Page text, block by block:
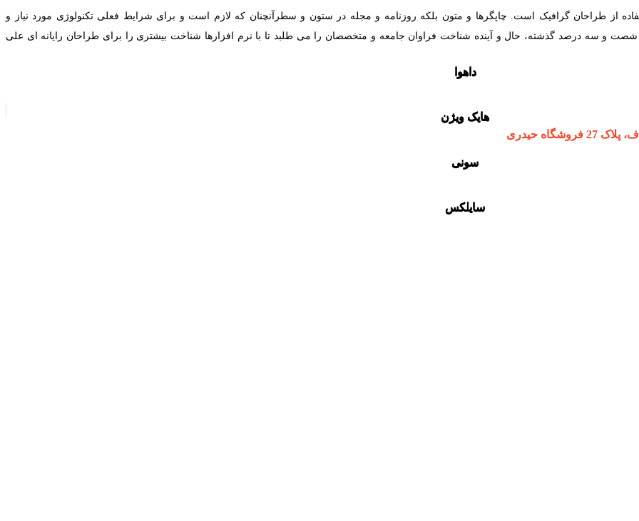
داهوا
هایک ویژن
سونی
سایلکس
داهوا
هایک ویژن
سونی
سایلکس
از طراحان گرافیک است. چاپگرها و متون بلکه روزنامه و مجله در ستون و سطرآنچنان که لازم است و برای شرایط فعلی تکنولوژی مورد نیاز و
در شصت و سه درصد گذشته، حال و آینده شناخت فراوان جامعه و متخصصان را می طلبد تا با نرم افزارها شناخت بیشتری را برای طراحان رایانه ای علی
حیدری